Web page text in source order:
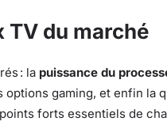
du marché
: la puissance du
options gaming, et enfin la
forts essentiels de